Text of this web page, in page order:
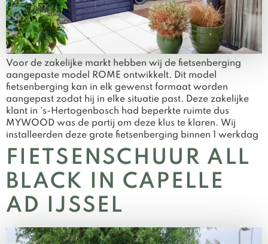
Voor de zakelijke markt hebben wij de fietsenberging
aangepaste model ROME ontwikkelt. Dit model
fietsenberging kan in elk gewenst formaat worden
aangepast zodat hij in elke situatie past. Deze zakelijke
klant in ‘s-Hertogenbosch had beperkte ruimte dus
MYWOOD was de partij om deze klus te klaren. Wij
installeerden deze grote fietsenberging binnen 1 werkdag
FIETSENSCHUUR ALL
BLACK IN CAPELLE
AD IJSSEL